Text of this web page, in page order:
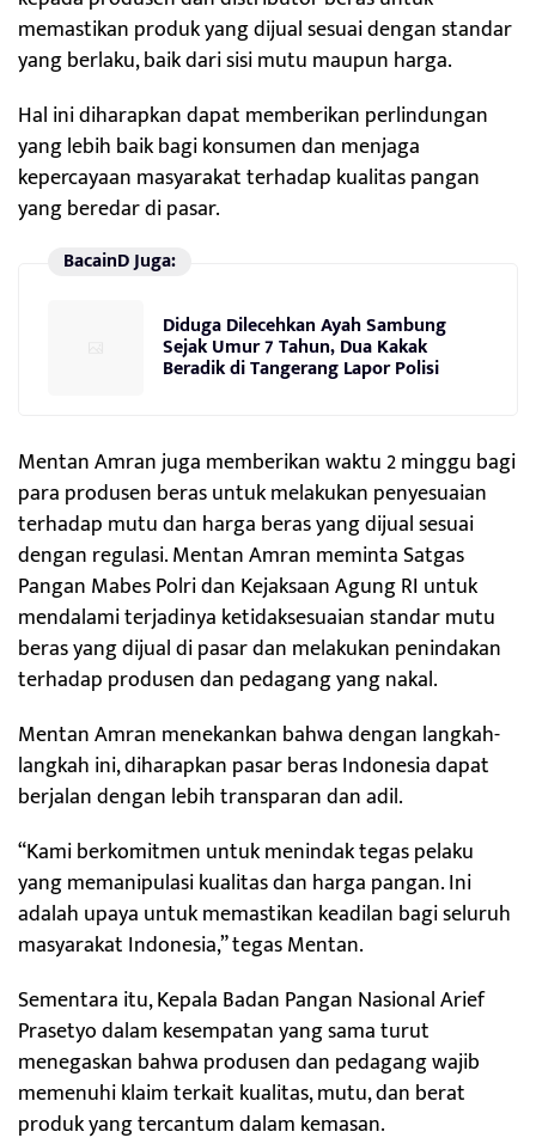
memastikan produk yang dijual sesuai dengan standar
yang berlaku, baik dari sisi mutu maupun harga.
Hal ini diharapkan dapat memberikan perlindungan
yang lebih baik bagi konsumen dan menjaga
kepercayaan masyarakat terhadap kualitas pangan
yang beredar di pasar.
BacainD Juga:
Diduga Dilecehkan Ayah Sambung
Sejak Umur 7 Tahun, Dua Kakak
Beradik di Tangerang Lapor Polisi
Mentan Amran juga memberikan waktu 2 minggu bagi
para produsen beras untuk melakukan penyesuaian
terhadap mutu dan harga beras yang dijual sesuai
dengan regulasi. Mentan Amran meminta Satgas
Pangan Mabes Polri dan Kejaksaan Agung RI untuk
mendalami terjadinya ketidaksesuaian standar mutu
beras yang dijual di pasar dan melakukan penindakan
terhadap produsen dan pedagang yang nakal.
Mentan Amran menekankan bahwa dengan langkah-
langkah ini, diharapkan pasar beras Indonesia dapat
berjalan dengan lebih transparan dan adil.
“Kami berkomitmen untuk menindak tegas pelaku
yang memanipulasi kualitas dan harga pangan. Ini
adalah upaya untuk memastikan keadilan bagi seluruh
masyarakat Indonesia,” tegas Mentan.
Sementara itu, Kepala Badan Pangan Nasional Arief
Prasetyo dalam kesempatan yang sama turut
menegaskan bahwa produsen dan pedagang wajib
memenuhi klaim terkait kualitas, mutu, dan berat
produk yang tercantum dalam kemasan.